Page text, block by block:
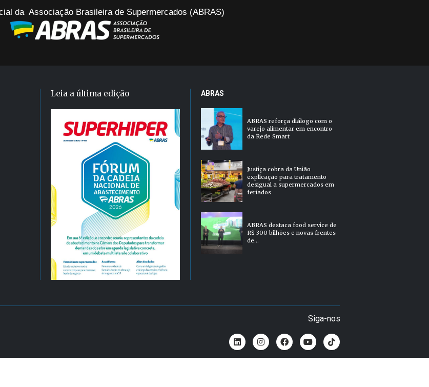
da Associação Brasileira de Supermercados (ABRAS)
Leia a última edição ABRAS
ABRAS reforça diálogo com o
varejo alimentar em encontro
da Rede Smart
Justiça cobra da União
explicação para tratamento
desigual a supermercados em
feriados
ABRAS destaca food service de
R$ 300 bilhões e novas frentes
de...
Siga-nos